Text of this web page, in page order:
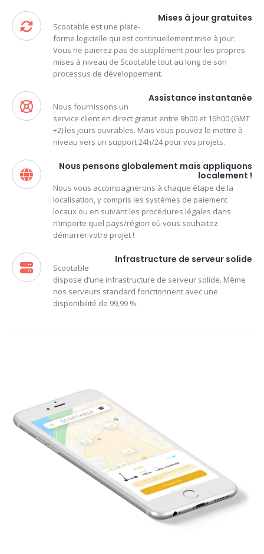
Mises à jour gratuites
Scootable est une plate-
forme logicielle qui est continuellement mise à jour.
Vous ne paierez pas de supplément pour les propres
mises à niveau de Scootable tout au long de son
processus de développement.
Assistance instantanée
Nous fournissons un
service client en direct gratuit entre 9h00 et 16h00 (GMT
+2) les jours ouvrables. Mais vous pouvez le mettre à
niveau vers un support 24h/24 pour vos projets.
Nous pensons globalement mais appliquons
localement !
Nous vous accompagnerons à chaque étape de la
localisation, y compris les systèmes de paiement
locaux ou en suivant les procédures légales dans
n’importe quel pays/région où vous souhaitez
démarrer votre projet !
Infrastructure de serveur solide
Scootable
dispose d’une infrastructure de serveur solide. Même
nos serveurs standard fonctionnent avec une
disponibilité de 99,99 %.